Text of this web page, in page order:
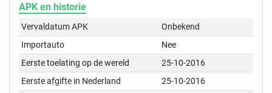
APK en historie
Vervaldatum APK
Onbekend
Importauto
Nee
Eerste toelating op de wereld
25-10-2016
Eerste afgifte in Nederland
25-10-2016